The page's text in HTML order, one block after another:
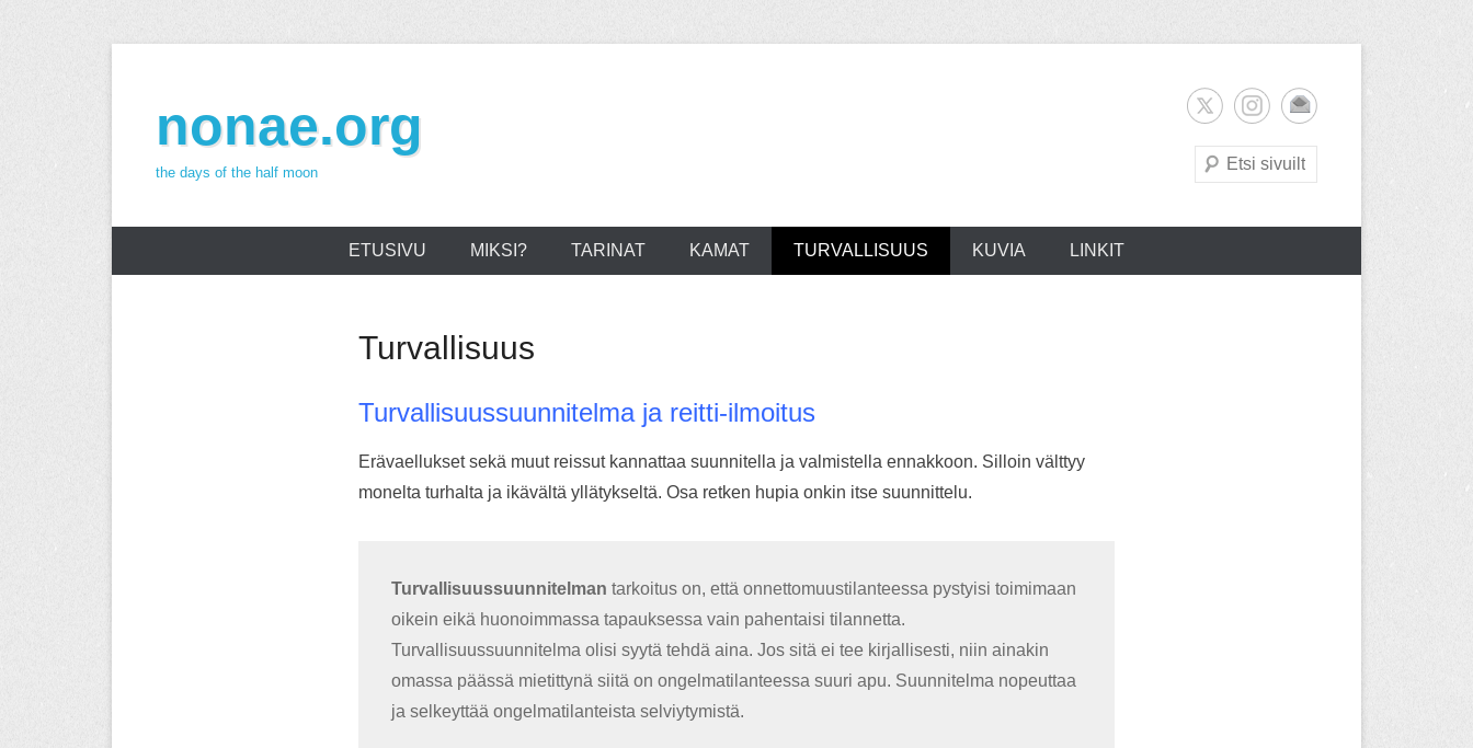
contentnonae.org
the days of the half moon
Search
ETUSIVU MIKSI? TARINAT KAMAT TURVALLISUUS KUVIA LINKIT
Turvallisuus
Turvallisuussuunnitelma ja reitti-ilmoitus
Erävaellukset sekä muut reissut kannattaa suunnitella ja valmistella ennakkoon. Silloin välttyy
monelta turhalta ja ikävältä yllätykseltä. Osa retken hupia onkin itse suunnittelu.
Turvallisuussuunnitelman tarkoitus on, että onnettomuustilanteessa pystyisi toimimaan
oikein eikä huonoimmassa tapauksessa vain pahentaisi tilannetta.
Turvallisuussuunnitelma olisi syytä tehdä aina. Jos sitä ei tee kirjallisesti, niin ainakin
omassa päässä mietittynä siitä on ongelmatilanteessa suuri apu. Suunnitelma nopeuttaa
ja selkeyttää ongelmatilanteista selviytymistä.